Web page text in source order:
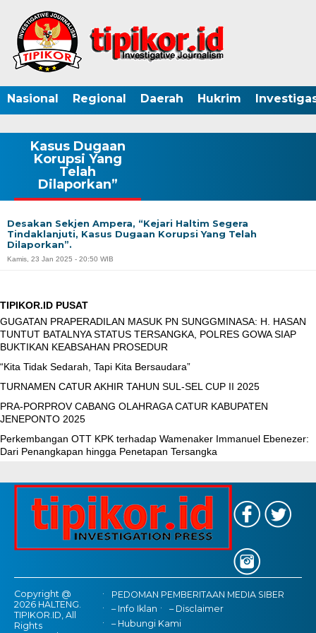
Nasional Regional Daerah Hukrim
TIPIKOR.ID PUSAT
GUGATAN PRAPERADILAN MASUK PN SUNGGMINASA: H. HASAN
TUNTUT BATALNYA STATUS TERSANGKA, POLRES GOWA SIAP
BUKTIKAN KEABSAHAN PROSEDUR
“Kita Tidak Sedarah, Tapi Kita Bersaudara”
TURNAMEN CATUR AKHIR TAHUN SUL-SEL CUP II 2025
PRA-PORPROV CABANG OLAHRAGA CATUR KABUPATEN
JENEPONTO 2025
Perkembangan OTT KPK terhadap Wamenaker Immanuel Ebenezer:
Dari Penangkapan hingga Penetapan Tersangka
Kasus Dugaan
Korupsi Yang
Telah
Dilaporkan”
Desakan Sekjen Ampera, “Kejari Haltim Segera
Tindaklanjuti, Kasus Dugaan Korupsi Yang Telah
Dilaporkan”.
Kamis, 23 Jan 2025 - 20:50 WIB
Copyright @
2026 HALTENG.
TIPIKOR.ID, All
Rights
PEDOMAN PEMBERITAAN MEDIA SIBER
– Info Iklan
– Disclaimer
– Hubungi Kami